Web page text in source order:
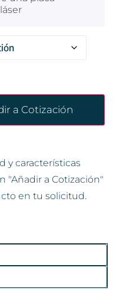
a Cotización
y características
"Añadir a Cotización"
en tu solicitud.